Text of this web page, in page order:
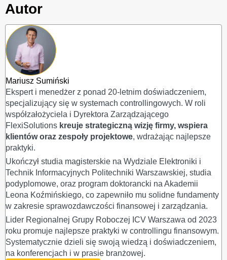
Autor
Mariusz Sumiński
Ekspert i menedżer z ponad 20-letnim doświadczeniem,
specjalizujący się w systemach controllingowych. W roli
współzałożyciela i Dyrektora Zarządzającego
FlexiSolutions kreuje strategiczną wizję firmy, wspiera
klientów oraz zespoły projektowe, wdrażając najlepsze
praktyki.
Ukończył studia magisterskie na Wydziale Elektroniki i
Technik Informacyjnych Politechniki Warszawskiej, studia
podyplomowe, oraz program doktorancki na Akademii
Leona Koźmińskiego, co zapewniło mu solidne fundamenty
w zakresie sprawozdawczości finansowej i zarządzania.
Lider Regionalnej Grupy Roboczej ICV Warszawa od 2023
roku promuje najlepsze praktyki w controllingu finansowym.
Systematycznie dzieli się swoją wiedzą i doświadczeniem,
na konferencjach i w prasie branżowej.